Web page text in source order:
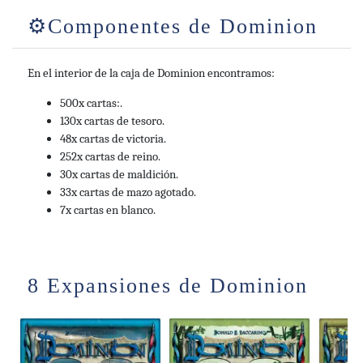
Resumen del usuario
Componentes de Dominion
En el interior de la caja de Dominion encontramos:
500x cartas:.
130x cartas de tesoro.
48x cartas de victoria.
252x cartas de reino.
30x cartas de maldición.
33x cartas de mazo agotado.
7x cartas en blanco.
8 Expansiones de Dominion